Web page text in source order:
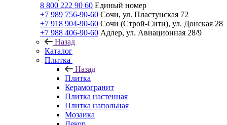
8 800 222 90 60 Единый номер
+7 989 756-90-60 Сочи, ул. Пластунская 72
+7 918 904-90-60 Сочи (Строй-Сити), ул. Донская 28
+7 988 406-90-60 Адлер, ул. Авиационная 28/9
Назад
Каталог
Плитка
Назад
Плитка
Керамогранит
Плитка настенная
Плитка напольная
Мозаика